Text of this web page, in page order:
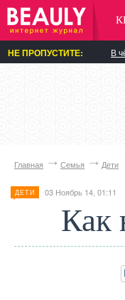
НЕ ПРОПУСТИТЕ: В
Главная Семья Дети
ДЕТИ 03 Ноябрь 14, 01:11
Как